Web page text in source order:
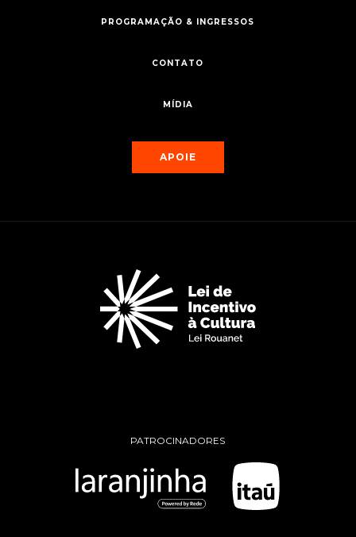
PROGRAMAÇÃO & INGRESSOS
CONTATO
MÍDIA
APOIE
PATROCINADORES